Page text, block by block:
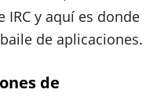
IRC y aquí es donde
de aplicaciones.
de